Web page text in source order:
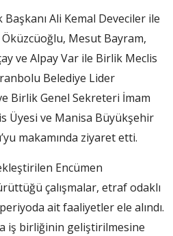
Ali Kemal Deveciler ile
Mesut Bayram,
ve Alpay Var ile Birlik Meclis
Belediye Lider
Birlik Genel Sekreteri İmam
Üyesi ve Manisa Büyükşehir
makamında ziyaret etti.
Encümen
çalışmalar, etraf odaklı
ait faaliyetler ele alındı.
iş birliğinin geliştirilmesine